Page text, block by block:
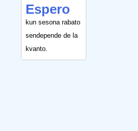
Espero
kun sesona rabato
sendepende de la
kvanto.